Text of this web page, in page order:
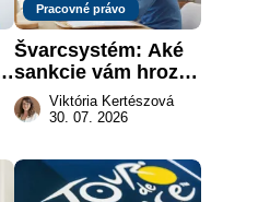
Pracovné právo
Švarcsystém: Aké
sankcie vám hrozia
a prečo nestačí
zaplatiť pokutu?
Viktória Kertészová
30. 07. 2026